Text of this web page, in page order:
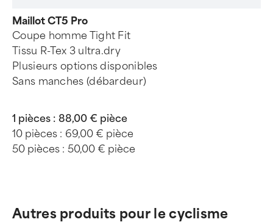
Maillot CT5 Pro
Coupe homme Tight Fit
Tissu R-Tex 3 ultra.dry
Plusieurs options disponibles
Sans manches (débardeur)
1 pièces : 88,00 € pièce
10 pièces : 69,00 € pièce
50 pièces : 50,00 € pièce
Autres produits pour le cyclisme